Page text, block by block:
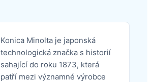
Konica Minolta je japonská
technologická značka s historií
sahající do roku 1873, která
patří mezi významné výrobce